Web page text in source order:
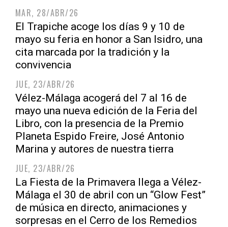
MAR, 28/ABR/26
El Trapiche acoge los días 9 y 10 de
mayo su feria en honor a San Isidro, una
cita marcada por la tradición y la
convivencia
JUE, 23/ABR/26
Vélez-Málaga acogerá del 7 al 16 de
mayo una nueva edición de la Feria del
Libro, con la presencia de la Premio
Planeta Espido Freire, José Antonio
Marina y autores de nuestra tierra
JUE, 23/ABR/26
La Fiesta de la Primavera llega a Vélez-
Málaga el 30 de abril con un “Glow Fest”
de música en directo, animaciones y
sorpresas en el Cerro de los Remedios